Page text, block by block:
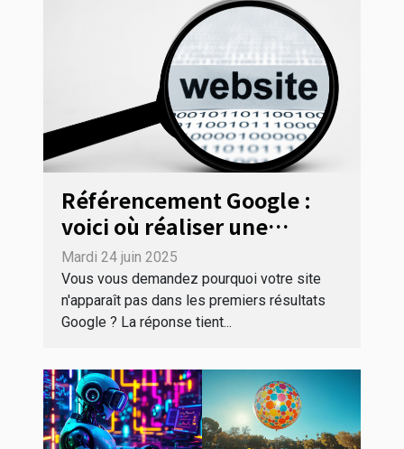
Référencement Google :
voici où réaliser une
analyse gratuite de votre
site web !
Mardi 24 juin 2025
Vous vous demandez pourquoi votre site
n'apparaît pas dans les premiers résultats
Google ? La réponse tient...